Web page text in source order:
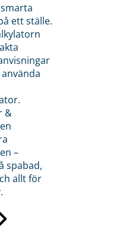
ett ställe.
&
–
spabad,
allt för